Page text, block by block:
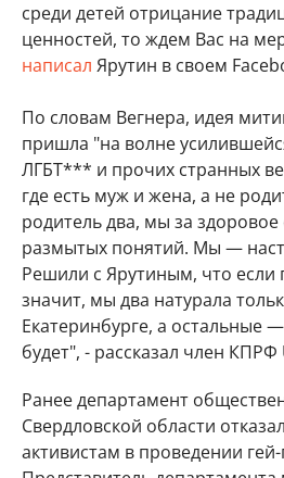
среди детей отрицание
ценностей, то ждем Вас на
написал Ярутин в своем
По словам Вегнера, идея
пришла "на волне
ЛГБТ*** и прочих странных
где есть муж и жена, а не
родитель два, мы за
размытых понятий. Мы —
Решили с Ярутиным, что если
значит, мы два натурала
Екатеринбурге, а остальные
будет", - рассказал член КПРФ
Ранее департамент
Свердловской области
активистам в проведении